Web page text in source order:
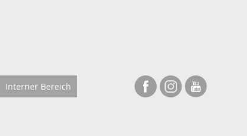
Interner Bereich